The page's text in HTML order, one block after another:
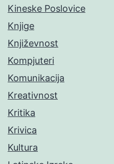
Kineske Poslovice
Knjige
Književnost
Kompjuteri
Komunikacija
Kreativnost
Kritika
Krivica
Kultura